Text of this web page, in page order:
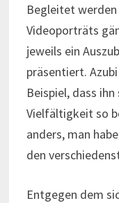
Begleitet
Videoporträts
jeweils ein
präsentiert.
Beispiel, dass
Vielfältigkeit so
anders, man
den
Entgegen dem